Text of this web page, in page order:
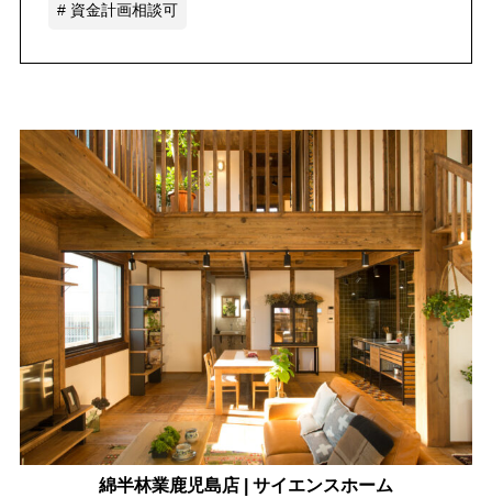
# 資金計画相談可
綿半林業鹿児島店 | サイエンスホーム